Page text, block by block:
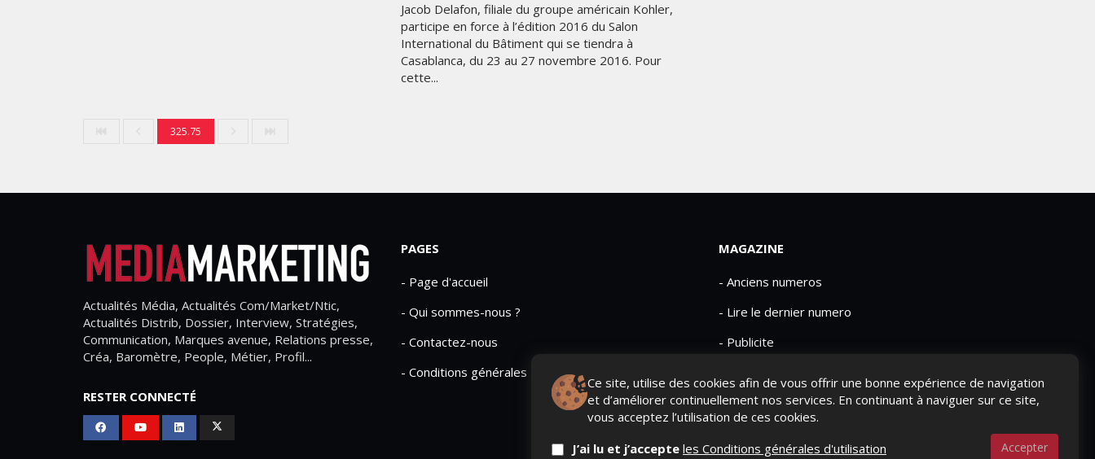
Jacob Delafon, filiale du groupe américain Kohler,
participe en force à l’édition 2016 du Salon
International du Bâtiment qui se tiendra à
Casablanca, du 23 au 27 novembre 2016. Pour
cette...
325.75
Ce site, utilise des cookies afin de vous offrir une bonne expérience de navigation
et d’améliorer continuellement nos services. En continuant à naviguer sur ce site,
vous acceptez l’utilisation de ces cookies.
J’ai lu et j’accepte les Conditions générales d'utilisation Accepter
Actualités Média, Actualités Com/Market/Ntic,
Actualités Distrib, Dossier, Interview, Stratégies,
Communication, Marques avenue, Relations presse,
Créa, Baromètre, People, Métier, Profil...
RESTER CONNECTÉ
PAGES
- Page d'accueil
- Qui sommes-nous ?
- Contactez-nous
- Conditions générales
MAGAZINE
- Anciens numeros
- Lire le dernier numero
- Publicite